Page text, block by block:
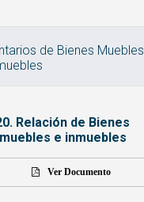
de Bienes Muebles
Relación de Bienes
muebles e inmuebles
Ver Documento